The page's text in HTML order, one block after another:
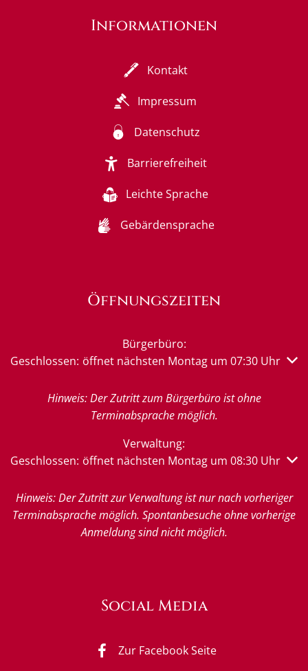
Informationen
Kontakt
Impressum
Datenschutz
Barrierefreiheit
Leichte Sprache
Gebärdensprache
Öffnungszeiten
Bürgerbüro:
Klicken, um weitere Öffnungs- oder Schließzeiten
Geschlossen: öffnet nächsten Montag um 07:30 Uhr
Hinweis: Der Zutritt zum Bürgerbüro ist ohne
Terminabsprache möglich.
Verwaltung:
Klicken, um weitere Öffnungs- oder Schließzeiten
Geschlossen: öffnet nächsten Montag um 08:30 Uhr
Hinweis: Der Zutritt zur Verwaltung ist nur nach vorheriger
Terminabsprache möglich. Spontanbesuche ohne vorherige
Anmeldung sind nicht möglich.
Social Media
Zur Facebook Seite